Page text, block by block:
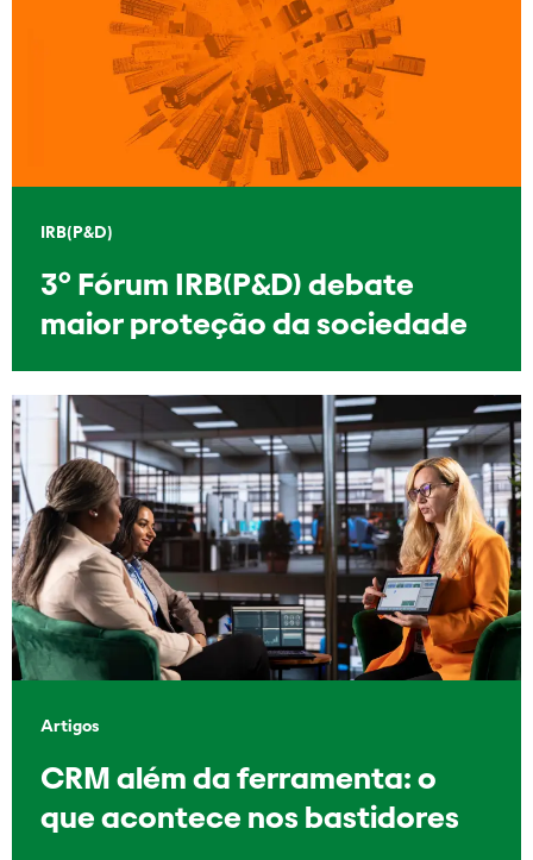
IRB(P&D)
3º Fórum IRB(P&D) debate
maior proteção da sociedade
Artigos
CRM além da ferramenta: o
que acontece nos bastidores